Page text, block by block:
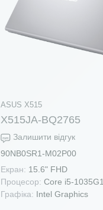
ASUS X515
X515JA-BQ2765
Залишити відгук
90NB0SR1-M02P00
Екран: 15.6" FHD
Процесор: Core i5-1035G1
Графіка: Intel Graphics